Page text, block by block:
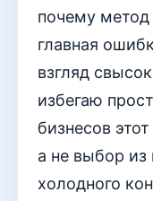
почему
главная
взгляд
избегаю
бизнесов
а не выбор
холодного